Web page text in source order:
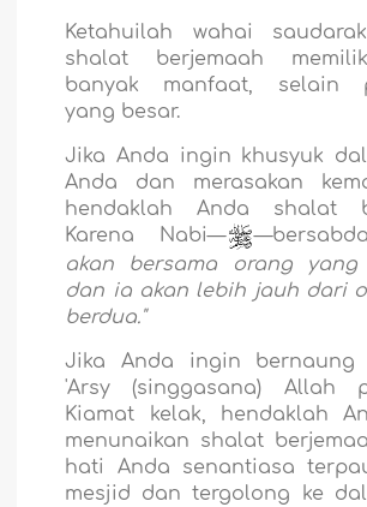
Ketahuilah wahai
shalat berjemaah
banyak manfaat, selain
yang besar.
Jika Anda ingin khusyuk
Anda dan merasakan
hendaklah Anda shalat
Karena Nabi—
akan bersama orang yang
dan ia akan lebih jauh dari
berdua."
Jika Anda ingin bernaung
'Arsy (singgasana) Allah
Kiamat kelak, hendaklah
menunaikan shalat
hati Anda senantiasa
mesjid dan tergolong ke